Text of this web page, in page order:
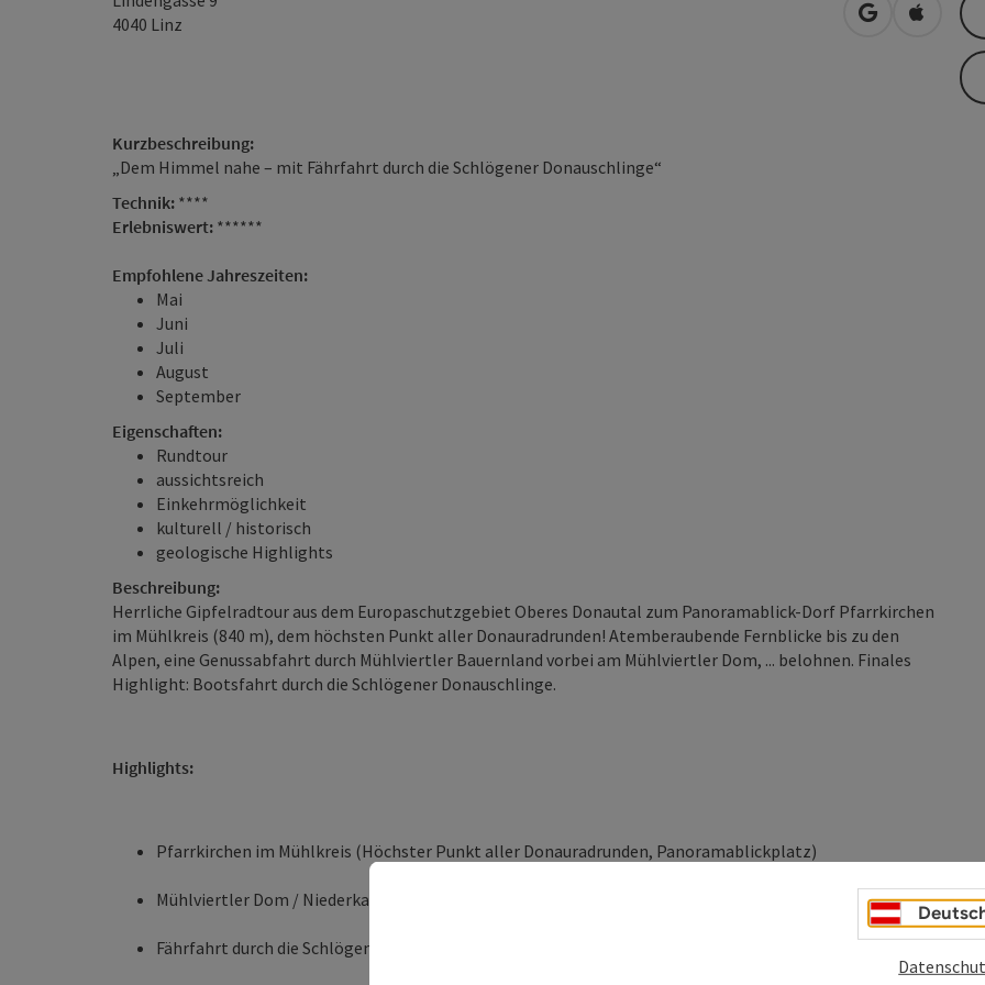
4040 Linz in Google
in
Kurzbeschreibung:
„Dem Himmel nahe – mit Fährfahrt durch die Schlögener Donauschlinge“
Technik: ****
Erlebniswert: ******
Empfohlene Jahreszeiten:
Mai
Juni
Juli
August
September
Eigenschaften:
Rundtour
aussichtsreich
Einkehrmöglichkeit
kulturell / historisch
geologische Highlights
Beschreibung:
Herrliche Gipfelradtour aus dem Europaschutzgebiet Oberes Donautal zum Panoramablick-Dorf Pfarrkirchen
im Mühlkreis (840 m), dem höchsten Punkt aller Donauradrunden! Atemberaubende Fernblicke bis zu den
Alpen, eine Genussabfahrt durch Mühlviertler Bauernland vorbei am Mühlviertler Dom, ... belohnen. Finales
Highlight: Bootsfahrt durch die Schlögener Donauschlinge.
Highlights:
Pfarrkirchen im Mühlkreis (Höchster Punkt aller Donauradrunden, Panoramablickplatz)
Mühlviertler Dom / Niederkappel (Höchstes Bauwerk im Mühlviertel)
Fährfahrt durch die Schlögener ­Donauschlinge